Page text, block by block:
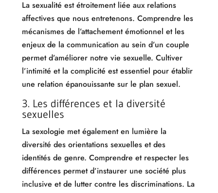
La sexualité est étroitement liée aux relations
affectives que nous entretenons. Comprendre les
mécanismes de l’attachement émotionnel et les
enjeux de la communication au sein d’un couple
permet d’améliorer notre vie sexuelle. Cultiver
l’intimité et la complicité est essentiel pour établir
une relation épanouissante sur le plan sexuel.
3. Les différences et la diversité
sexuelles
La sexologie met également en lumière la
diversité des orientations sexuelles et des
identités de genre. Comprendre et respecter les
différences permet d’instaurer une société plus
inclusive et de lutter contre les discriminations. La